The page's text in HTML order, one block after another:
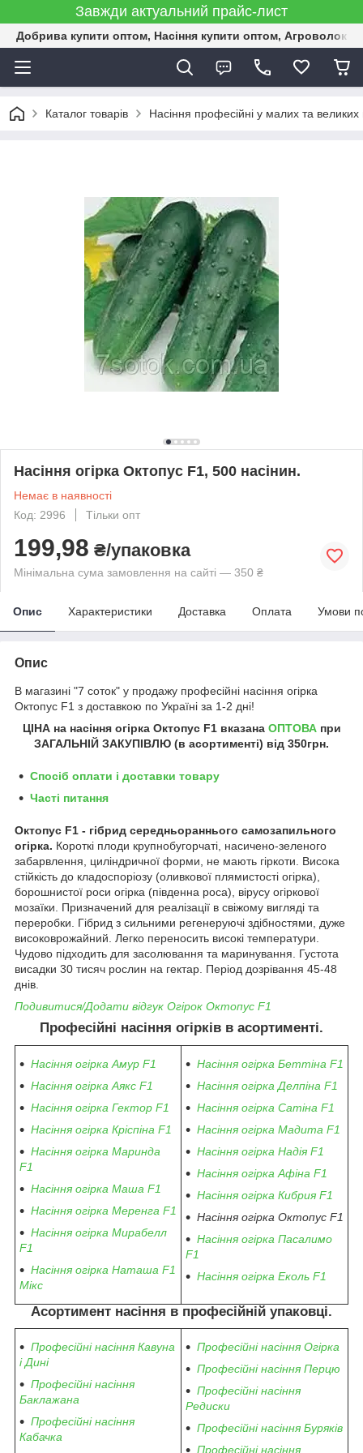
Завжди актуальний прайс-лист
Добрива купити оптом, Насіння купити оптом,
Каталог товарів Насіння професійні у малих та великих
Насіння огірка Октопус F1, 500 насінин.
Немає в наявності
Код: 2996
Тільки опт
199,98 ₴/упаковка
Мінімальна сума замовлення на сайті — 350 ₴
Опис Характеристики Доставка Оплата Умови
Опис
В магазині "7 соток" у продажу професійні насіння огірка
Октопус F1 з доставкою по Україні за 1-2 дні!
ЦІНА на насіння огірка Октопус F1 вказана ОПТОВАпри
ЗАГАЛЬНІЙ ЗАКУПІВЛЮ (в асортименті) від 350грн.
Спосіб оплати і доставки товару
Часті питання
Октопус F1 - гібрид середньораннього самозапильного
огірка. Короткі плоди крупнобугорчаті, насичено-зеленого
забарвлення, циліндричної форми, не мають гіркоти. Висока
стійкість до кладоспоріозу (оливкової плямистості огірка),
борошнистої роси огірка (південна роса), вірусу огіркової
мозаїки. Призначений для реалізації в свіжому вигляді та
переробки. Гібрид з сильними регенеруючі здібностями, дуже
високоврожайний. Легко переносить високі температури.
Чудово підходить для засолювання та маринування. Густота
висадки 30 тисяч рослин на гектар. Період дозрівання 45-48
днів.
Подивитися/Додати відгук Огірок Октопус F1
Професійні насіння огірків в асортименті.
Насіння огірка Амур F1
Насіння огірка Аякс F1
Насіння огірка Гектор F1
Насіння огірка Кріспіна F1
Насіння огірка Маринда
F1
Насіння огірка Маша F1
Насіння огірка Меренга F1
Насіння огірка Мирабелл
F1
Насіння огірка Наташа F1
Мікс
Насіння огірка Беттіна F1
Насіння огірка Делпіна F1
Насіння огірка Сатіна F1
Насіння огірка Мадита F1
Насіння огірка Надія F1
Насіння огірка Афіна F1
Насіння огірка Кибрия F1
Насіння огірка Октопус F1
Насіння огірка Пасалимо
F1
Насіння огірка Еколь F1
Асортимент насіння в професійній упаковці.
Професійні насіння Кавуна
і Дині
Професійні насіння
Баклажана
Професійні насіння
Кабачка
Професійні насіння Огірка
Професійні насіння Перцю
Професійні насіння
Редиски
Професійні насіння Буряків
Професійні насіння